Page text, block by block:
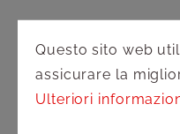
Questo sito web
assicurare la
Ulteriori